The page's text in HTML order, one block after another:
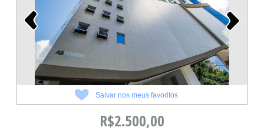
Salvar nos meus favoritos
R$2.500,00